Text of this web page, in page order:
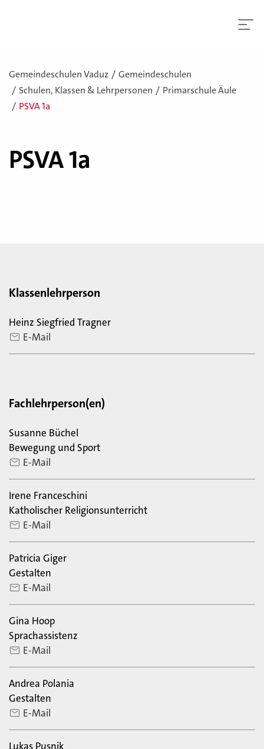
Gemeindeschulen Vaduz
Gemeindeschulen
Schulen, Klassen & Lehrpersonen
Primarschule Äule
PSVA 1a
PSVA 1a
Klassenlehrperson
Heinz Siegfried Tragner
E-Mail
Fachlehrperson(en)
Susanne Büchel
Bewegung und Sport
E-Mail
Irene Franceschini
Katholischer Religionsunterricht
E-Mail
Patricia Giger
Gestalten
E-Mail
Gina Hoop
Sprachassistenz
E-Mail
Andrea Polania
Gestalten
E-Mail
Lukas Pusnik